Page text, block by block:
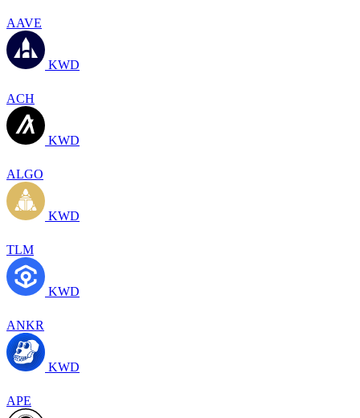
AAVE
KWD
ACH
KWD
ALGO
KWD
TLM
KWD
ANKR
KWD
APE